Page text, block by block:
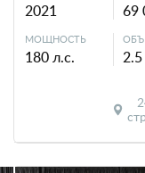
2021 69
МОЩНОСТЬ
180 л.с. 2.5